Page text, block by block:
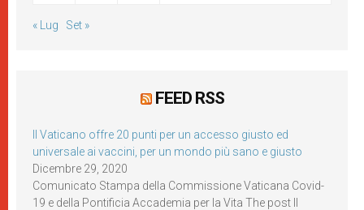
« Lug Set »
FEED RSS
Il Vaticano offre 20 punti per un accesso giusto ed
universale ai vaccini, per un mondo più sano e giusto
Dicembre 29, 2020
Comunicato Stampa della Commissione Vaticana Covid-
19 e della Pontificia Accademia per la Vita The post Il